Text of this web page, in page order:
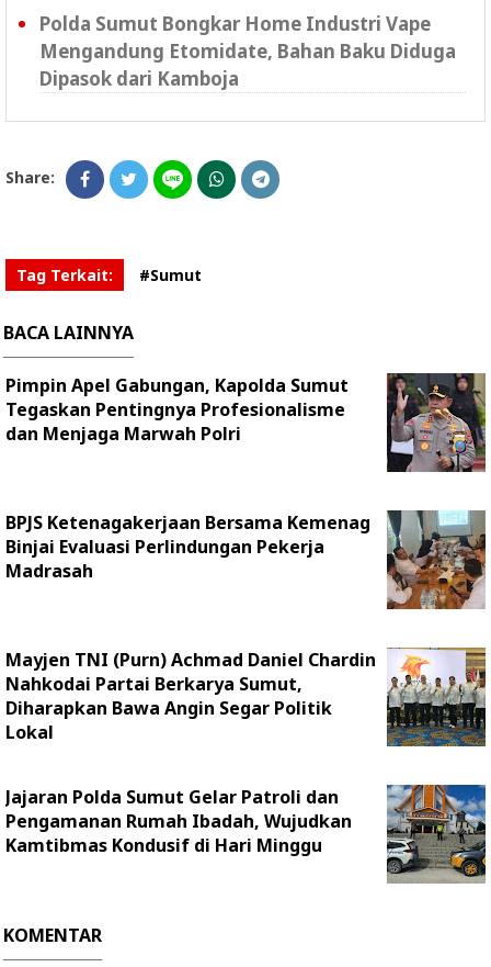
Polda Sumut Bongkar Home Industri Vape
Mengandung Etomidate, Bahan Baku Diduga
Dipasok dari Kamboja
Share:
Tag Terkait: #Sumut
BACA LAINNYA
Pimpin Apel Gabungan, Kapolda Sumut
Tegaskan Pentingnya Profesionalisme
dan Menjaga Marwah Polri
BPJS Ketenagakerjaan Bersama Kemenag
Binjai Evaluasi Perlindungan Pekerja
Madrasah
Mayjen TNI (Purn) Achmad Daniel Chardin
Nahkodai Partai Berkarya Sumut,
Diharapkan Bawa Angin Segar Politik
Lokal
Jajaran Polda Sumut Gelar Patroli dan
Pengamanan Rumah Ibadah, Wujudkan
Kamtibmas Kondusif di Hari Minggu
KOMENTAR